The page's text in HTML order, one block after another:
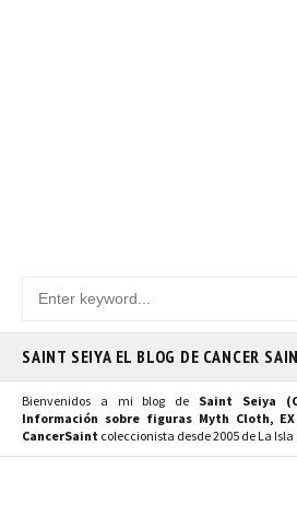
SAINT SEIYA EL BLOG DE CANCER
Bienvenidos a mi blog de Saint Seiya
Información sobre figuras Myth Cloth,
CancerSaint coleccionista desde 2005 de La